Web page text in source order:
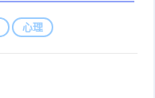
心理